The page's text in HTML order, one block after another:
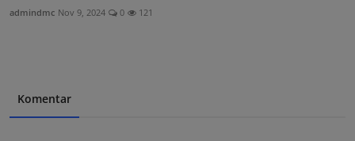
admindmc Nov 9, 2024 0 121
Komentar